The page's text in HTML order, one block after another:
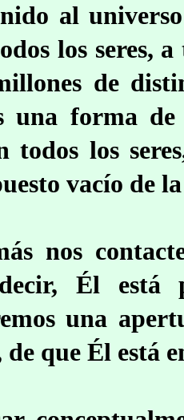
al
los seres,
de
una forma
todos los
vacío de
nos
Él está
una
de que Él está